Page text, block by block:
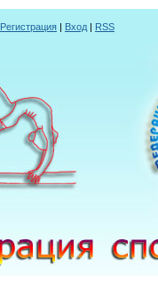
Регистрация | Вход | RSS